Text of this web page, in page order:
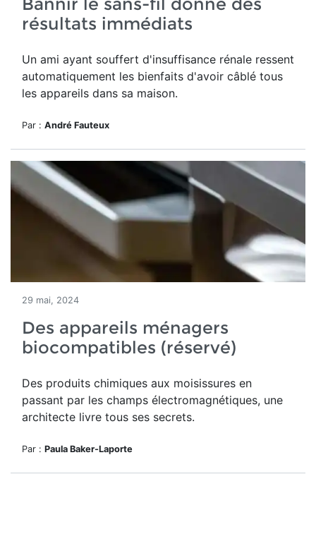
résultats immédiats
Un ami ayant souffert d'insuffisance rénale ressent
automatiquement les bienfaits d'avoir câblé tous
les appareils dans sa maison.
Par : André Fauteux
29 mai, 2024
Des appareils ménagers
biocompatibles (réservé)
Des produits chimiques aux moisissures en
passant par les champs électromagnétiques, une
architecte livre tous ses secrets.
Par : Paula Baker-Laporte